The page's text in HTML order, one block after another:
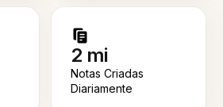
2 mi
Notas Criadas
Diariamente